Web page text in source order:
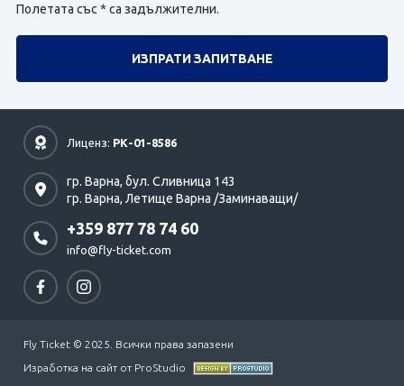
Полетата със * са задължителни.
Лиценз: РК-01-8586
гр. Варна, бул. Сливница 143
гр. Варна, Летище Варна /Заминаващи/
+359 877 78 74 60
info@fly-ticket.com
Fly Ticket © 2025. Всички права запазени
Изработка на сайт от ProStudio